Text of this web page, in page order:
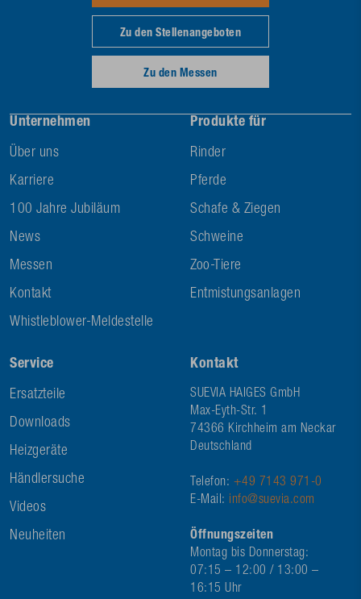
Unternehmen
Über uns
Karriere
100 Jahre Jubiläum
News
Messen
Kontakt
Whistleblower-Meldestelle
Produkte für
Rinder
Pferde
Schafe & Ziegen
Schweine
Zoo-Tiere
Entmistungsanlagen
Service
Ersatzteile
Downloads
Heizgeräte
Händlersuche
Videos
Neuheiten
Kontakt
SUEVIA HAIGES GmbH
Max-Eyth-Str. 1
74366 Kirchheim am Neckar
Deutschland
Telefon: +49 7143 971-0
E-Mail: info@suevia.com
Öffnungszeiten
Montag bis Donnerstag:
07:15 – 12:00 / 13:00 –
16:15 Uhr
Zu den Stellenangeboten
Zu den Messen